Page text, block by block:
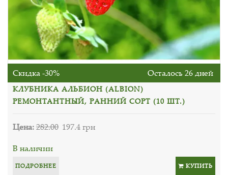
Скидка -30% Осталось 26 дней
КЛУБНИКА АЛЬБИОН (ALBION)
РЕМОНТАНТНЫЙ, РАННИЙ СОРТ (10 ШТ.)
Цена:282.00 197.4 грн
В наличии
ПОДРОБНЕЕ КУПИТЬ